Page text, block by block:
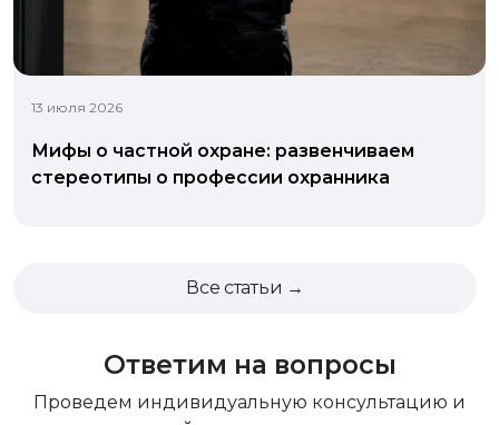
13 июля 2026
Мифы о частной охране: развенчиваем
стереотипы о профессии охранника
Все статьи →
Ответим на вопросы
Проведем индивидуальную консультацию и